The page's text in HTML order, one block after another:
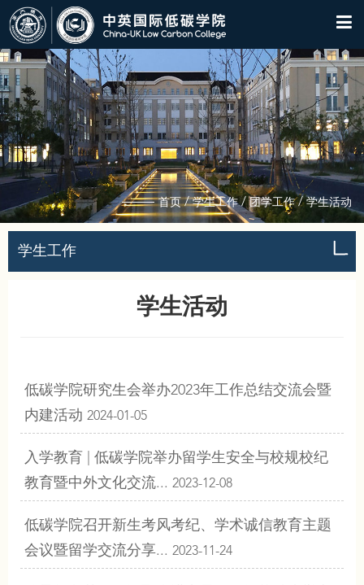
首页/学生工作/团学工作/ 学生活动
学生工作
学生活动
低碳学院研究生会举办2023年工作总结交流会暨
内建活动 2024-01-05
入学教育 | 低碳学院举办留学生安全与校规校纪
教育暨中外文化交流... 2023-12-08
低碳学院召开新生考风考纪、学术诚信教育主题
会议暨留学交流分享... 2023-11-24